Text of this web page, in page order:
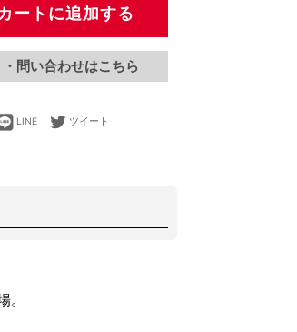
ートに追加する
問い合わせはこちら
でシェアする
LINELINEで送るツイート